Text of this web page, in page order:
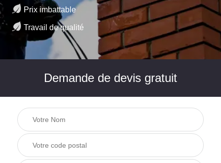
Prix imbattable
Travail de qualité
Demande de devis gratuit